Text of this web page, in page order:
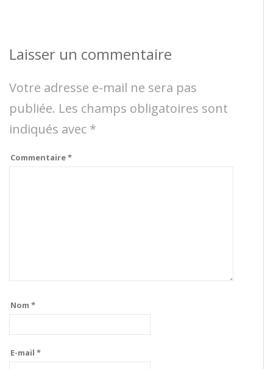
Laisser un commentaire
Votre adresse e-mail ne sera pas
publiée. Les champs obligatoires sont
indiqués avec *
Commentaire*
Nom *
E-mail *